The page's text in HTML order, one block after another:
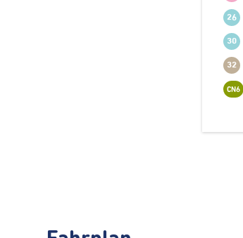
26
30
32
CN6